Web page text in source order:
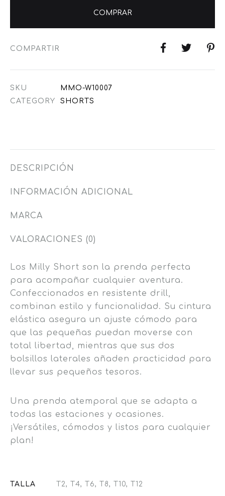
COMPRAR
COMPARTIR
SKU
MMO-W10007
CATEGORY
SHORTS
DESCRIPCIÓN
INFORMACIÓN ADICIONAL
MARCA
VALORACIONES (0)
Los Milly Short son la prenda perfecta
para acompañar cualquier aventura.
Confeccionados en resistente drill,
combinan estilo y funcionalidad. Su cintura
elástica asegura un ajuste cómodo para
que las pequeñas puedan moverse con
total libertad, mientras que sus dos
bolsillos laterales añaden practicidad para
llevar sus pequeños tesoros.
Una prenda atemporal que se adapta a
todas las estaciones y ocasiones.
¡Versátiles, cómodos y listos para cualquier
plan!
TALLA T2, T4, T6, T8, T10, T12